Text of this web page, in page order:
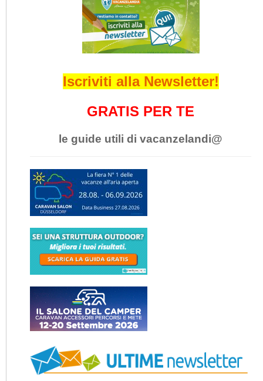
Iscriviti alla Newsletter!
GRATIS PER TE
le guide utili di vacanzelandi@